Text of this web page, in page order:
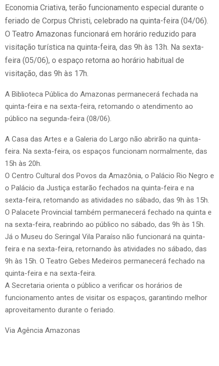
Economia Criativa, terão funcionamento especial durante o
feriado de Corpus Christi, celebrado na quinta-feira (04/06).
O Teatro Amazonas funcionará em horário reduzido para
visitação turística na quinta-feira, das 9h às 13h. Na sexta-
feira (05/06), o espaço retorna ao horário habitual de
visitação, das 9h às 17h.
A Biblioteca Pública do Amazonas permanecerá fechada na
quinta-feira e na sexta-feira, retomando o atendimento ao
público na segunda-feira (08/06).
A Casa das Artes e a Galeria do Largo não abrirão na quinta-
feira. Na sexta-feira, os espaços funcionam normalmente, das
15h às 20h.
O Centro Cultural dos Povos da Amazônia, o Palácio Rio Negro e
o Palácio da Justiça estarão fechados na quinta-feira e na
sexta-feira, retomando as atividades no sábado, das 9h às 15h.
O Palacete Provincial também permanecerá fechado na quinta e
na sexta-feira, reabrindo ao público no sábado, das 9h às 15h.
Já o Museu do Seringal Vila Paraíso não funcionará na quinta-
feira e na sexta-feira, retornando às atividades no sábado, das
9h às 15h. O Teatro Gebes Medeiros permanecerá fechado na
quinta-feira e na sexta-feira.
A Secretaria orienta o público a verificar os horários de
funcionamento antes de visitar os espaços, garantindo melhor
aproveitamento durante o feriado.
Via Agência Amazonas